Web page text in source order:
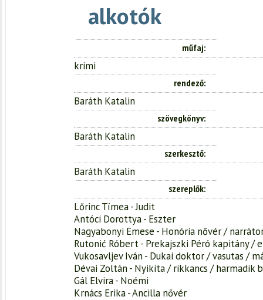
alkotók
műfaj
krimi
rendező
Baráth Katalin
szövegkönyv
Baráth Katalin
szerkesztő
Baráth Katalin
szereplők
Lőrinc Tímea - Judit
Antóci Dorottya - Eszter
Nagyabonyi Emese - Honória nővér /
Rutonić Róbert - Prekajszki Péró kapitány /
Vukosavljev Iván - Dukai doktor / vasutas /
Dévai Zoltán - Nyikita / rikkancs / harmadik
Gál Elvira - Noémi
Krnács Erika - Ancilla nővér